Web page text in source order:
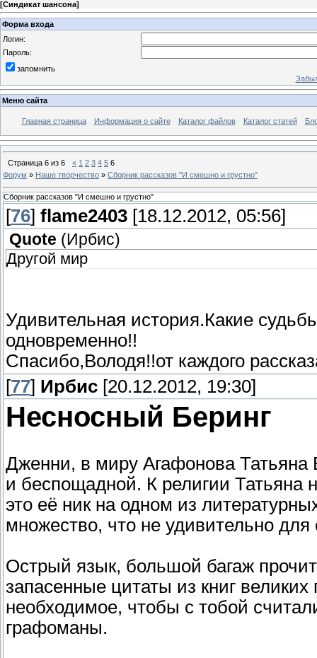
[Синдикат шансона]
Форма входа
Логин:
Пароль:
запомнить
Меню сайта
Главная страница Информация о сайте Каталог файлов Каталог статей
Страница 6 из 6 « 1 2 3 4 5 6
Форум » Наше творчество » Сборник рассказов "И смешно и грустно"
Сборник рассказов "И смешно и грустно"
[76] flame2403 [18.12.2012, 05:56]
Quote (Ирбис)
Другой мир
Удивительная история.Какие
одновременно!!
Спасибо,Володя!!от каждого
[77] Ирбис [20.12.2012, 19:30]
Несносный Беринг
Дженни, в миру Агафонова Татьяна
и беспощадной. К религии Татьяна
это её ник на одном из
множество, что не удивительно
Острый язык, большой багаж
запасенные цитаты из книг
необходимое, чтобы с тобой
графоманы.